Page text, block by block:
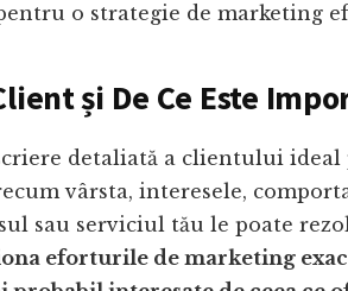
o strategie de marketing
și De Ce Este
detaliată a clientului ideal
vârsta, interesele,
sau serviciul tău le poate
eforturile de marketing